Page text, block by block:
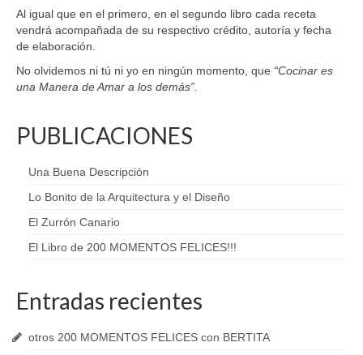
Al igual que en el primero, en el segundo libro cada receta
vendrá acompañada de su respectivo crédito, autoría y fecha
de elaboración.
No olvidemos ni tú ni yo en ningún momento, que “Cocinar es
una Manera de Amar a los demás”.
PUBLICACIONES
Una Buena Descripción
Lo Bonito de la Arquitectura y el Diseño
El Zurrón Canario
El Libro de 200 MOMENTOS FELICES!!!
Entradas recientes
otros 200 MOMENTOS FELICES con BERTITA